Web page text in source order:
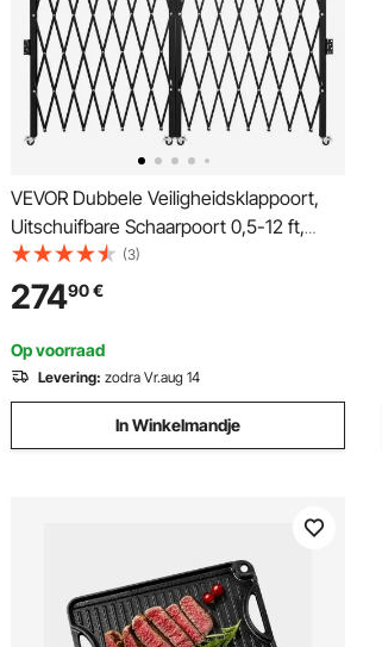
VEVOR Dubbele Veiligheidsklappoort,
Uitschuifbare Schaarpoort 0,5-12 ft,
Draagbare Schaarpoort met 360° Rollen,
Opvouwbaar, Buitengebruik, Kelderdeur,
Garage, Winkelraam, Hek, Zwart,
Dubbele Klappoort
(3)
27490€
Op voorraad
Levering: zodra Vr.aug 14
In Winkelmandje